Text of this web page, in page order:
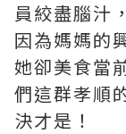
員絞盡腦汁
因為媽媽的
她卻美食當
們這群孝順
決才是！